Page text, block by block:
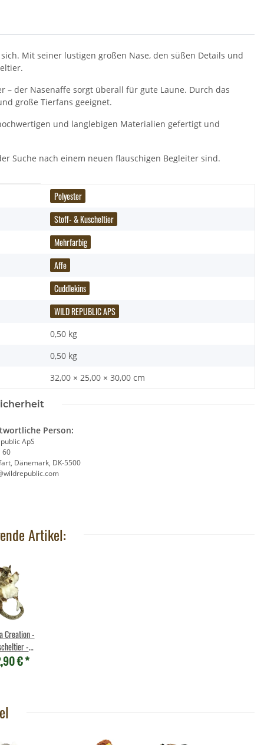
Mit seiner lustigen großen Nase, den süßen Details und
– der Nasenaffe sorgt überall für gute Laune. Durch das
große Tierfans geeignet.
und langlebigen Materialien gefertigt und
Suche nach einem neuen flauschigen Begleiter sind.
Polyester
Stoff- & Kuscheltier
Mehrfarbig
Affe
Cuddlekins
WILD REPUBLIC APS
0,50 kg
0,50 kg
32,00 × 25,00 × 30,00 cm
Person:
ApS
60
Dänemark, DK-5500
Artikel:
Creation -
-
Opossum
€*
- Kuscheltier - ECO